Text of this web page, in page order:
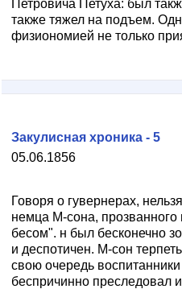
Петровича Петуха: был
также тяжел на подъем.
физиономией не только
05.06.1856
Закулисная хроника - 5
Говоря о гувернерах,
немца М-сона,
бесом". н был бесконечно
и деспотичен. М-сон
свою очередь
беспричинно преследовал